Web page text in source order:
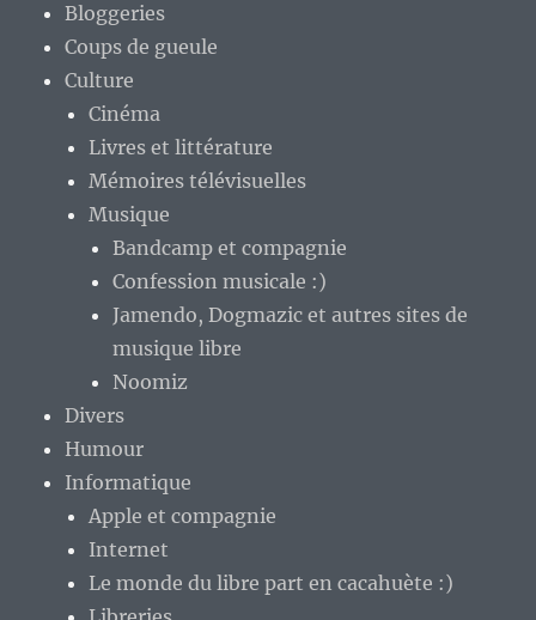
Bloggeries
Coups de gueule
Culture
Cinéma
Livres et littérature
Mémoires télévisuelles
Musique
Bandcamp et compagnie
Confession musicale :)
Jamendo, Dogmazic et autres sites de
musique libre
Noomiz
Divers
Humour
Informatique
Apple et compagnie
Internet
Le monde du libre part en cacahuète :)